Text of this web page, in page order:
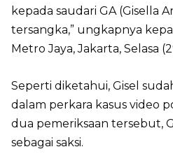
kepada saudari GA (Gisella
tersangka,” ungkapnya
Metro Jaya, Jakarta, Selasa
Seperti diketahui, Gisel
dalam perkara kasus video
dua pemeriksaan tersebut,
sebagai saksi.